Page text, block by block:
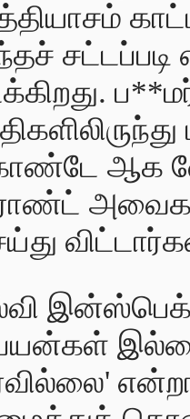
சட்டப்படி
ஆக